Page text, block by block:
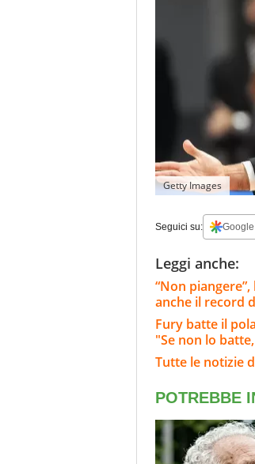
Getty Images
Seguici su:
Leggi anche:
“Non
anche il record
Fury batte il
"Se non lo
Tutte le notizie